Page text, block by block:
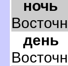
ночь
день